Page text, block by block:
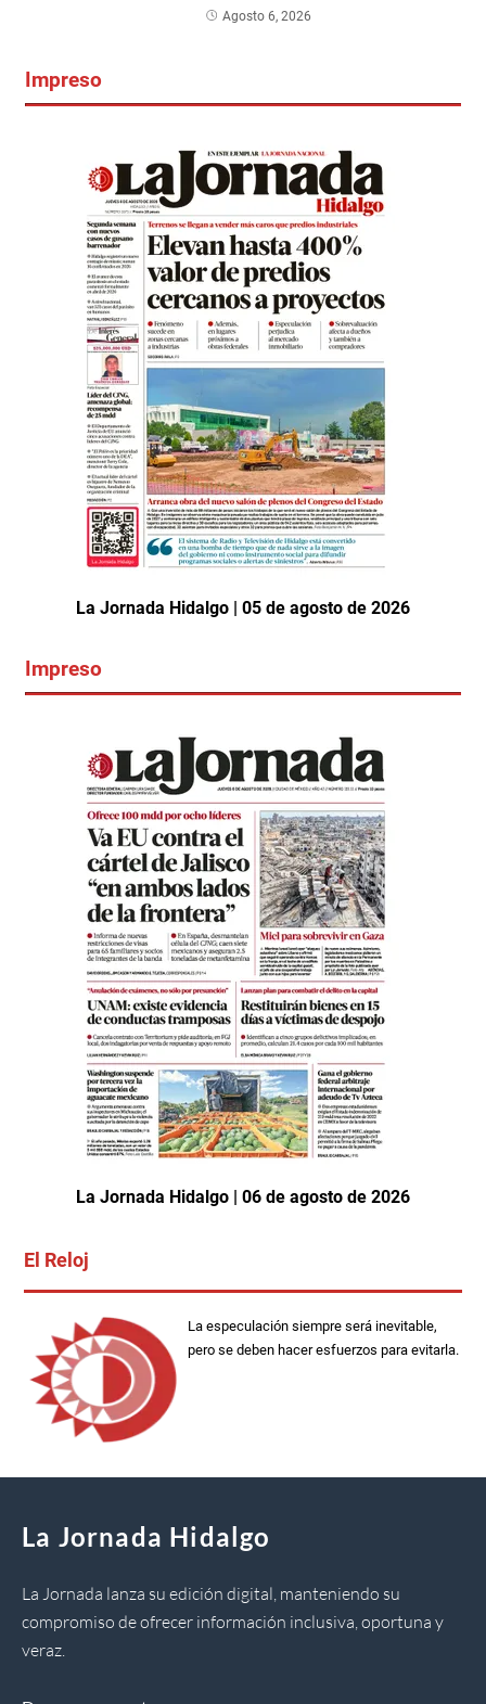
Agosto 6, 2026
Impreso
La Jornada Hidalgo | 05 de agosto de 2026
Impreso
La Jornada Hidalgo | 06 de agosto de 2026
El Reloj
La especulación siempre será inevitable,
pero se deben hacer esfuerzos para evitarla.
La Jornada Hidalgo
La Jornada lanza su edición digital, manteniendo su
compromiso de ofrecer información inclusiva, oportuna y
veraz.